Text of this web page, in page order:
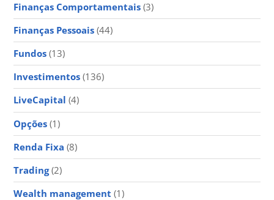
Finanças Comportamentais (3)
Finanças Pessoais (44)
Fundos (13)
Investimentos (136)
LiveCapital (4)
Opções (1)
Renda Fixa (8)
Trading(2)
Wealth management (1)